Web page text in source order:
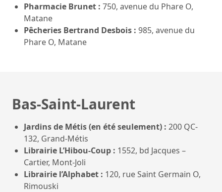
Pharmacie Brunet : 750, avenue du Phare O,
Matane
Pêcheries Bertrand Desbois : 985, avenue du
Phare O, Matane
Bas-Saint-Laurent
Jardins de Métis (en été seulement) : 200 QC-
132, Grand-Métis
Librairie L’Hibou-Coup : 1552, bd Jacques –
Cartier, Mont-Joli
Librairie l’Alphabet : 120, rue Saint Germain O,
Rimouski